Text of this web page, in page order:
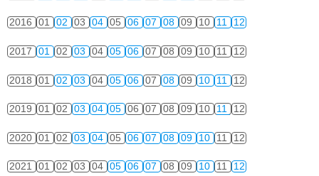
2016 01 02 03 04 05 06 07 08 09 10 11 12
2017 01 02 03 04 05 06 07 08 09 10 11 12
2018 01 02 03 04 05 06 07 08 09 10 11 12
2019 01 02 03 04 05 06 07 08 09 10 11 12
2020 01 02 03 04 05 06 07 08 09 10 11 12
2021 01 02 03 04 05 06 07 08 09 10 11 12